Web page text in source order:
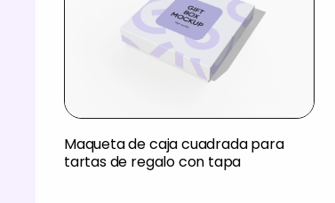
Maqueta de caja cuadrada para
tartas de regalo con tapa